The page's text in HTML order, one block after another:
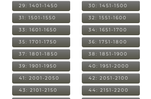
29: 1401-1450 30: 1451-1500
31: 1501-1550 32: 1551-1600
33: 1601-1650 34: 1651-1700
35: 1701-1750 36: 1751-1800
37: 1801-1850 38: 1851-1900
39: 1901-1950 40: 1951-2000
41: 2001-2050 42: 2051-2100
43: 2101-2150 44: 2151-2200